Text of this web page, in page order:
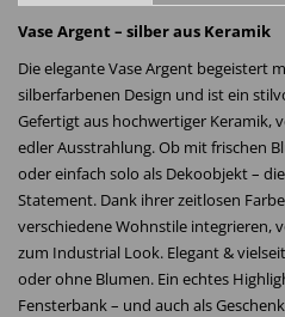
Vase Argent – silber aus Keramik
Die elegante Vase Argent begeistert
silberfarbenen Design und ist ein
Gefertigt aus hochwertiger Keramik,
edler Ausstrahlung. Ob mit frischen
oder einfach solo als Dekoobjekt –
Statement. Dank ihrer zeitlosen
verschiedene Wohnstile integrieren,
zum Industrial Look. Elegant &
oder ohne Blumen. Ein echtes
Fensterbank – und auch als